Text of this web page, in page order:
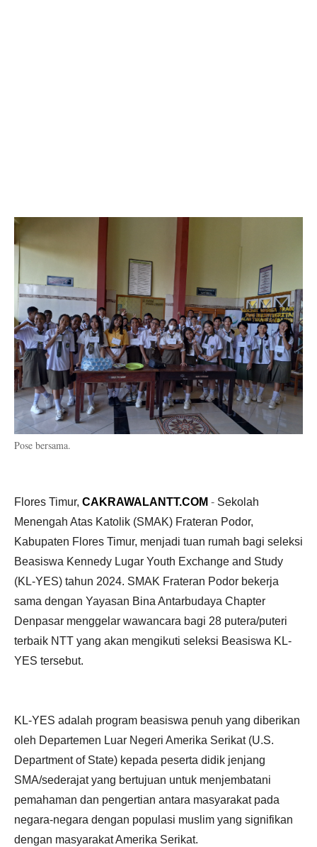
Pose bersama.
Flores Timur, CAKRAWALANTT.COM - Sekolah
Menengah Atas Katolik (SMAK) Frateran Podor,
Kabupaten Flores Timur, menjadi tuan rumah bagi seleksi
Beasiswa Kennedy Lugar Youth Exchange and Study
(KL-YES) tahun 2024. SMAK Frateran Podor bekerja
sama dengan Yayasan Bina Antarbudaya Chapter
Denpasar menggelar wawancara bagi 28 putera/puteri
terbaik NTT yang akan mengikuti seleksi Beasiswa KL-
YES tersebut.
KL-YES adalah program beasiswa penuh yang diberikan
oleh Departemen Luar Negeri Amerika Serikat (U.S.
Department of State) kepada peserta didik jenjang
SMA/sederajat yang bertujuan untuk menjembatani
pemahaman dan pengertian antara masyarakat pada
negara-negara dengan populasi muslim yang signifikan
dengan masyarakat Amerika Serikat.